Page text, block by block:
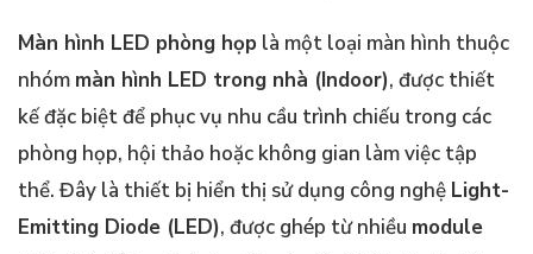
Màn hình LED phòng họp là một loại màn hình thuộc
nhóm màn hình LED trong nhà (Indoor), được thiết
kế đặc biệt để phục vụ nhu cầu trình chiếu trong các
phòng họp, hội thảo hoặc không gian làm việc tập
thể. Đây là thiết bị hiển thị sử dụng công nghệ Light-
Emitting Diode (LED), được ghép từ nhiều module